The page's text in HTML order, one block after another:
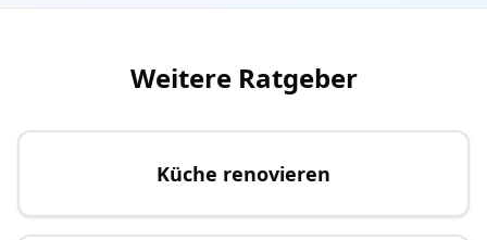
Weitere Ratgeber
Küche renovieren